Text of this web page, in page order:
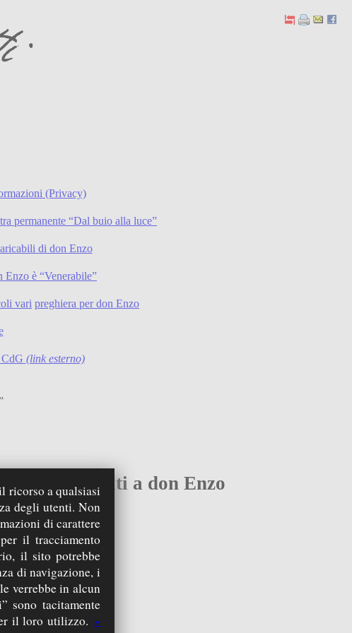
(Privacy)
permanente “Dal buio alla luce”
di don Enzo
Enzo è “Venerabile”
vari preghiera per don Enzo
CdG (link esterno)
rivolti a don Enzo
ricorso a qualsiasi
degli utenti. Non
di carattere
il tracciamento
il sito potrebbe
di navigazione, i
verrebbe in alcun
sono tacitamente
il loro utilizzo. »